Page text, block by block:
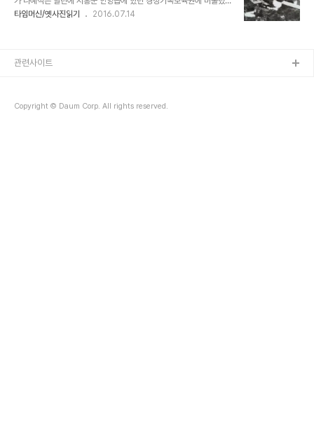
기억하는 70대 어르신들은 교회 외관은 소박했으며 실내는 벽면과 장
식들이 나무로 짜여져 매우 아주 아름다웠다고 회고한다. 당시 교회 시
다. 그녀가 안양에 살았던 흔적을 찾고 있는 안양출신의 원로건축사 최
았던 것 같다고 분석했다. [최승원] 보육원이 있는 경기도시흥군 안양
농사지으러갔던 노인의 아들 김서방이 살고있어 혜석이 마음 ..
타임머신/옛사진읽기 2016.07.14
Copyright © Daum Corp. All rights reserved.
관련사이트